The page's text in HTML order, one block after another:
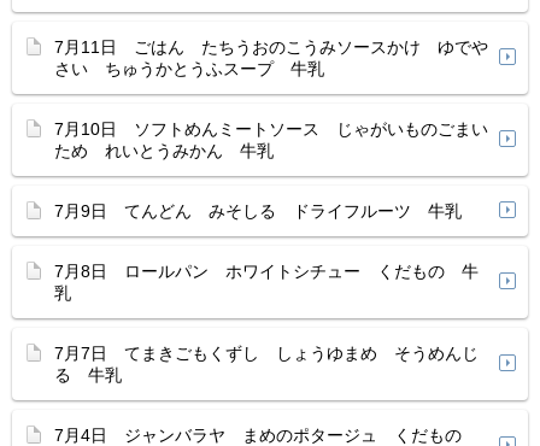
7月11日 ごはん たちうおのこうみソースかけ ゆでや
さい ちゅうかとうふスープ 牛乳
7月10日 ソフトめんミートソース じゃがいものごまい
ため れいとうみかん 牛乳
7月9日 てんどん みそしる ドライフルーツ 牛乳
7月8日 ロールパン ホワイトシチュー くだもの 牛
乳
7月7日 てまきごもくずし しょうゆまめ そうめんじ
る 牛乳
7月4日 ジャンバラヤ まめのポタージュ くだもの